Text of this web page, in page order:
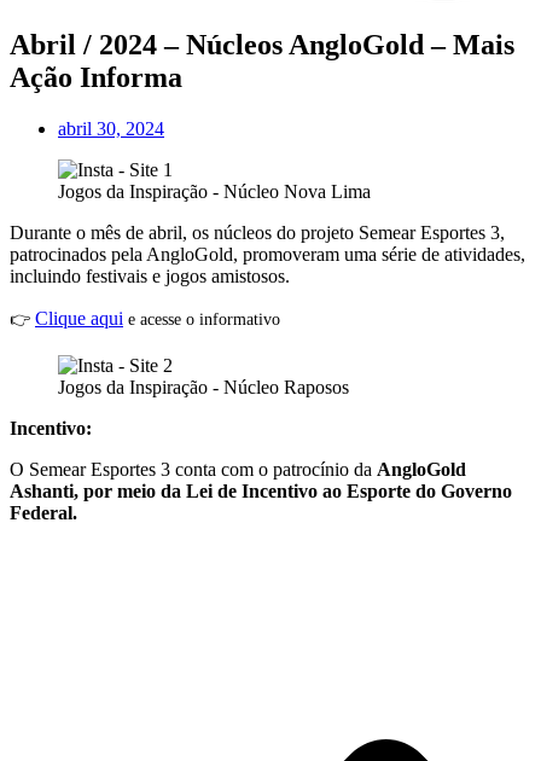
Abril / 2024 – Núcleos AngloGold – Mais
Ação Informa
abril 30, 2024
Jogos da Inspiração - Núcleo Nova Lima
Durante o mês de abril, os núcleos do projeto Semear Esportes 3,
patrocinados pela AngloGold, promoveram uma série de atividades,
incluindo festivais e jogos amistosos.
👉 Clique aqui e acesse o informativo
Jogos da Inspiração - Núcleo Raposos
Incentivo:
O Semear Esportes 3 conta com o patrocínio da AngloGold
Ashanti, por meio da Lei de Incentivo ao Esporte do Governo
Federal.